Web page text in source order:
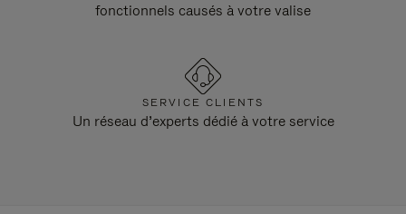
fonctionnels causés à votre valise
SERVICE CLIENTS
Un réseau d’experts dédié à votre service